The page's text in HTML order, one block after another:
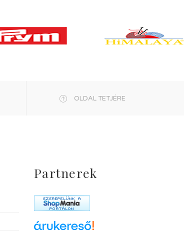
OLDAL TETJÉRE
Partnerek